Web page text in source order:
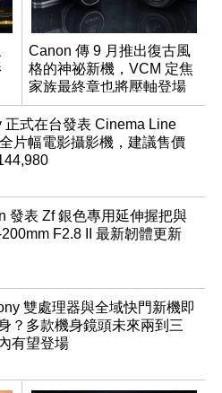
Canon 傳 9 月推出復古風
格的神祕新機，VCM 定焦
家族最終章也將壓軸登場
正式在台發表 Cinema Line
片幅電影攝影機，建議售價
發表 Zf 銀色專用延伸握把與
F2.8 II 最新韌體更新
雙處理器與全域快門新機即
？多款機身鏡頭未來兩到三
有望登場